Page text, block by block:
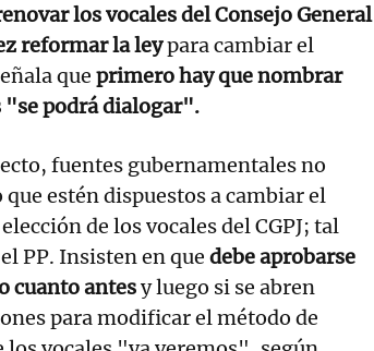
los vocales del Consejo General
reformar la leypara cambiar el
que primero hay que nombrar
"se podrá dialogar".
fuentes gubernamentales no
estén dispuestos a cambiar el
de los vocales del CGPJ; tal
PP. Insisten en quedebe aprobarse
cuanto antesy luego si se abren
para modificar el método de